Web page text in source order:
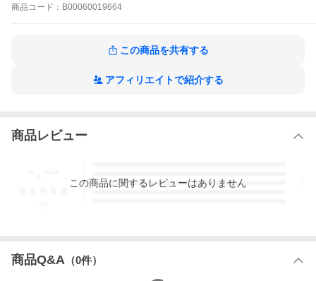
商品 コード： B00060019664
この商品を共有する
アフィリエイトで紹介する
商品レビュー
3
この商品に関するレビューはありません
商品Q&A （0件）